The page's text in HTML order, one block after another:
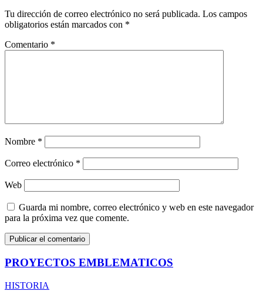
Tu dirección de correo electrónico no será publicada. Los campos
obligatorios están marcados con *
Comentario *
Nombre *
Correo electrónico *
Web
Guarda mi nombre, correo electrónico y web en este navegador
para la próxima vez que comente.
PROYECTOS EMBLEMATICOS
HISTORIA